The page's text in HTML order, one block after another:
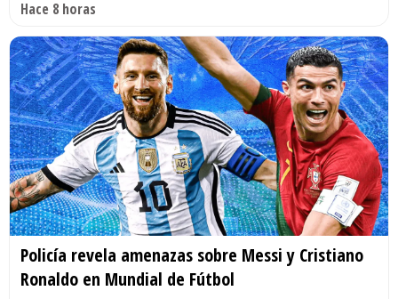
Hace 8 horas
Policía revela amenazas sobre Messi y Cristiano
Ronaldo en Mundial de Fútbol